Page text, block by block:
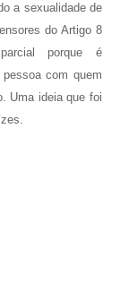
a sexualidade de
do Artigo 8
porque é
com quem
Uma ideia que foi